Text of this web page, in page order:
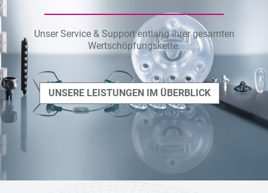
Unser Service & Support entlang Ihrer gesamten
Wertschöpfungskette.
UNSERE LEISTUNGEN IM ÜBERBLICK